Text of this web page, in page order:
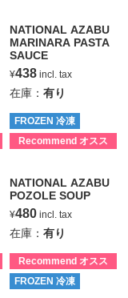
NATIONAL AZABU
MARINARA PASTA
SAUCE
¥438incl. tax
在庫： 有り
FROZEN 冷凍
Recommend オスス
NATIONAL AZABU
POZOLE SOUP
¥480incl. tax
在庫： 有り
Recommend オスス
メ
FROZEN 冷凍